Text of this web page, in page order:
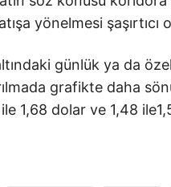
yönelmesi şaşırtıcı
günlük ya da
grafikte daha
1,68 dolar ve 1,48